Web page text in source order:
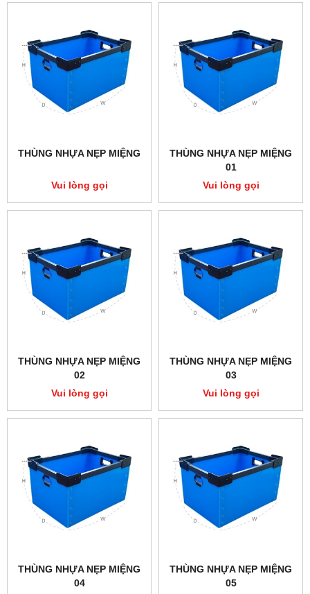
THÙNG NHỰA NẸP MIỆNG
Vui lòng gọi
THÙNG NHỰA NẸP MIỆNG
01
Vui lòng gọi
THÙNG NHỰA NẸP MIỆNG
02
Vui lòng gọi
THÙNG NHỰA NẸP MIỆNG
03
Vui lòng gọi
THÙNG NHỰA NẸP MIỆNG
04
THÙNG NHỰA NẸP MIỆNG
05